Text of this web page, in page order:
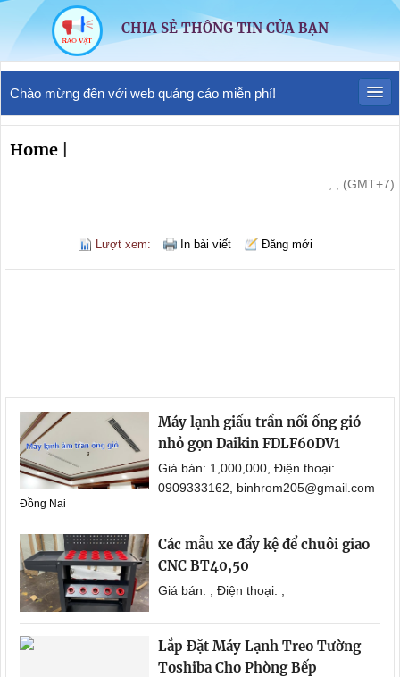
CHIA SẺ THÔNG TIN CỦA BẠN
Chào mừng đến với web quảng cáo miễn phí!
Home
, , (GMT+7)
Lượt xem: In bài viết Đăng mới
Máy lạnh giấu trần nối ống gió
nhỏ gọn Daikin FDLF60DV1
Giá bán: 1,000,000, Điện thoại:
0909333162, binhrom205@gmail.com
Đồng Nai
Các mẫu xe đẩy kệ để chuôi giao
CNC BT40,50
Giá bán: , Điện thoại: ,
Lắp Đặt Máy Lạnh Treo Tường
Toshiba Cho Phòng Bếp